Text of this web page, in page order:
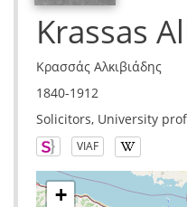
Krassas
Κρασσάς Αλκιβιάδης
1840-1912
Solicitors, University
VIAF
+